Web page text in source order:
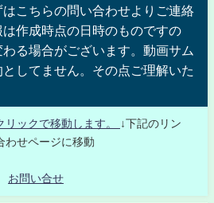
こちらの問い合わせよりご連絡
作成時点の日時のものですの
る場合がございます。動画サム
してません。その点ご理解いた
リックで移動します。
↓下記のリン
わせページに移動
お問い合せ